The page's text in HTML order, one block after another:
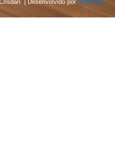
| Desenvolvido por DropFlow